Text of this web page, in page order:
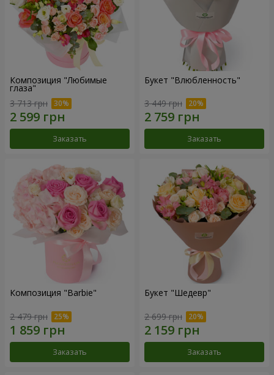
Композиция "Любимые
глаза"
3 713 грн
Заказать
Букет "Влюбленность"
3 449 грн
Заказать
Композиция "Barbie"
2 479 грн
Заказать
Букет "Шедевр"
2 699 грн
Заказать